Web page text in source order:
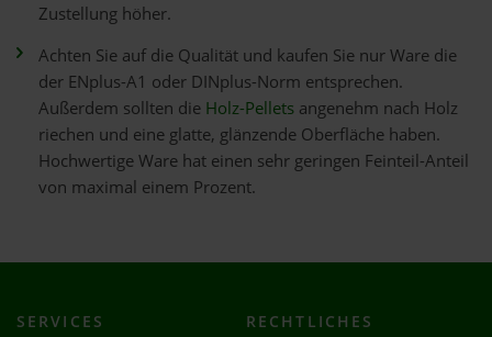
Zustellung höher.
Achten Sie auf die Qualität und kaufen Sie nur Ware die
der ENplus-A1 oder DINplus-Norm entsprechen.
Außerdem sollten die Holz-Pellets angenehm nach Holz
riechen und eine glatte, glänzende Oberfläche haben.
Hochwertige Ware hat einen sehr geringen Feinteil-Anteil
von maximal einem Prozent.
SERVICES RECHTLICHES